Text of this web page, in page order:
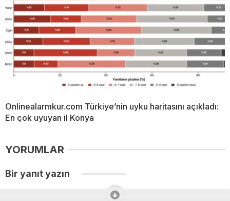
Onlinealarmkur.com Türkiye’nin uyku haritasını açıkladı:
En çok uyuyan il Konya
YORUMLAR
Bir yanıt yazın